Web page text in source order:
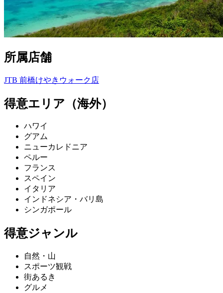
所属店舗
JTB 前橋けやきウォーク店
得意エリア（海外）
ハワイ
グアム
ニューカレドニア
ペルー
フランス
スペイン
イタリア
インドネシア・バリ島
シンガポール
得意ジャンル
自然・山
スポーツ観戦
街あるき
グルメ